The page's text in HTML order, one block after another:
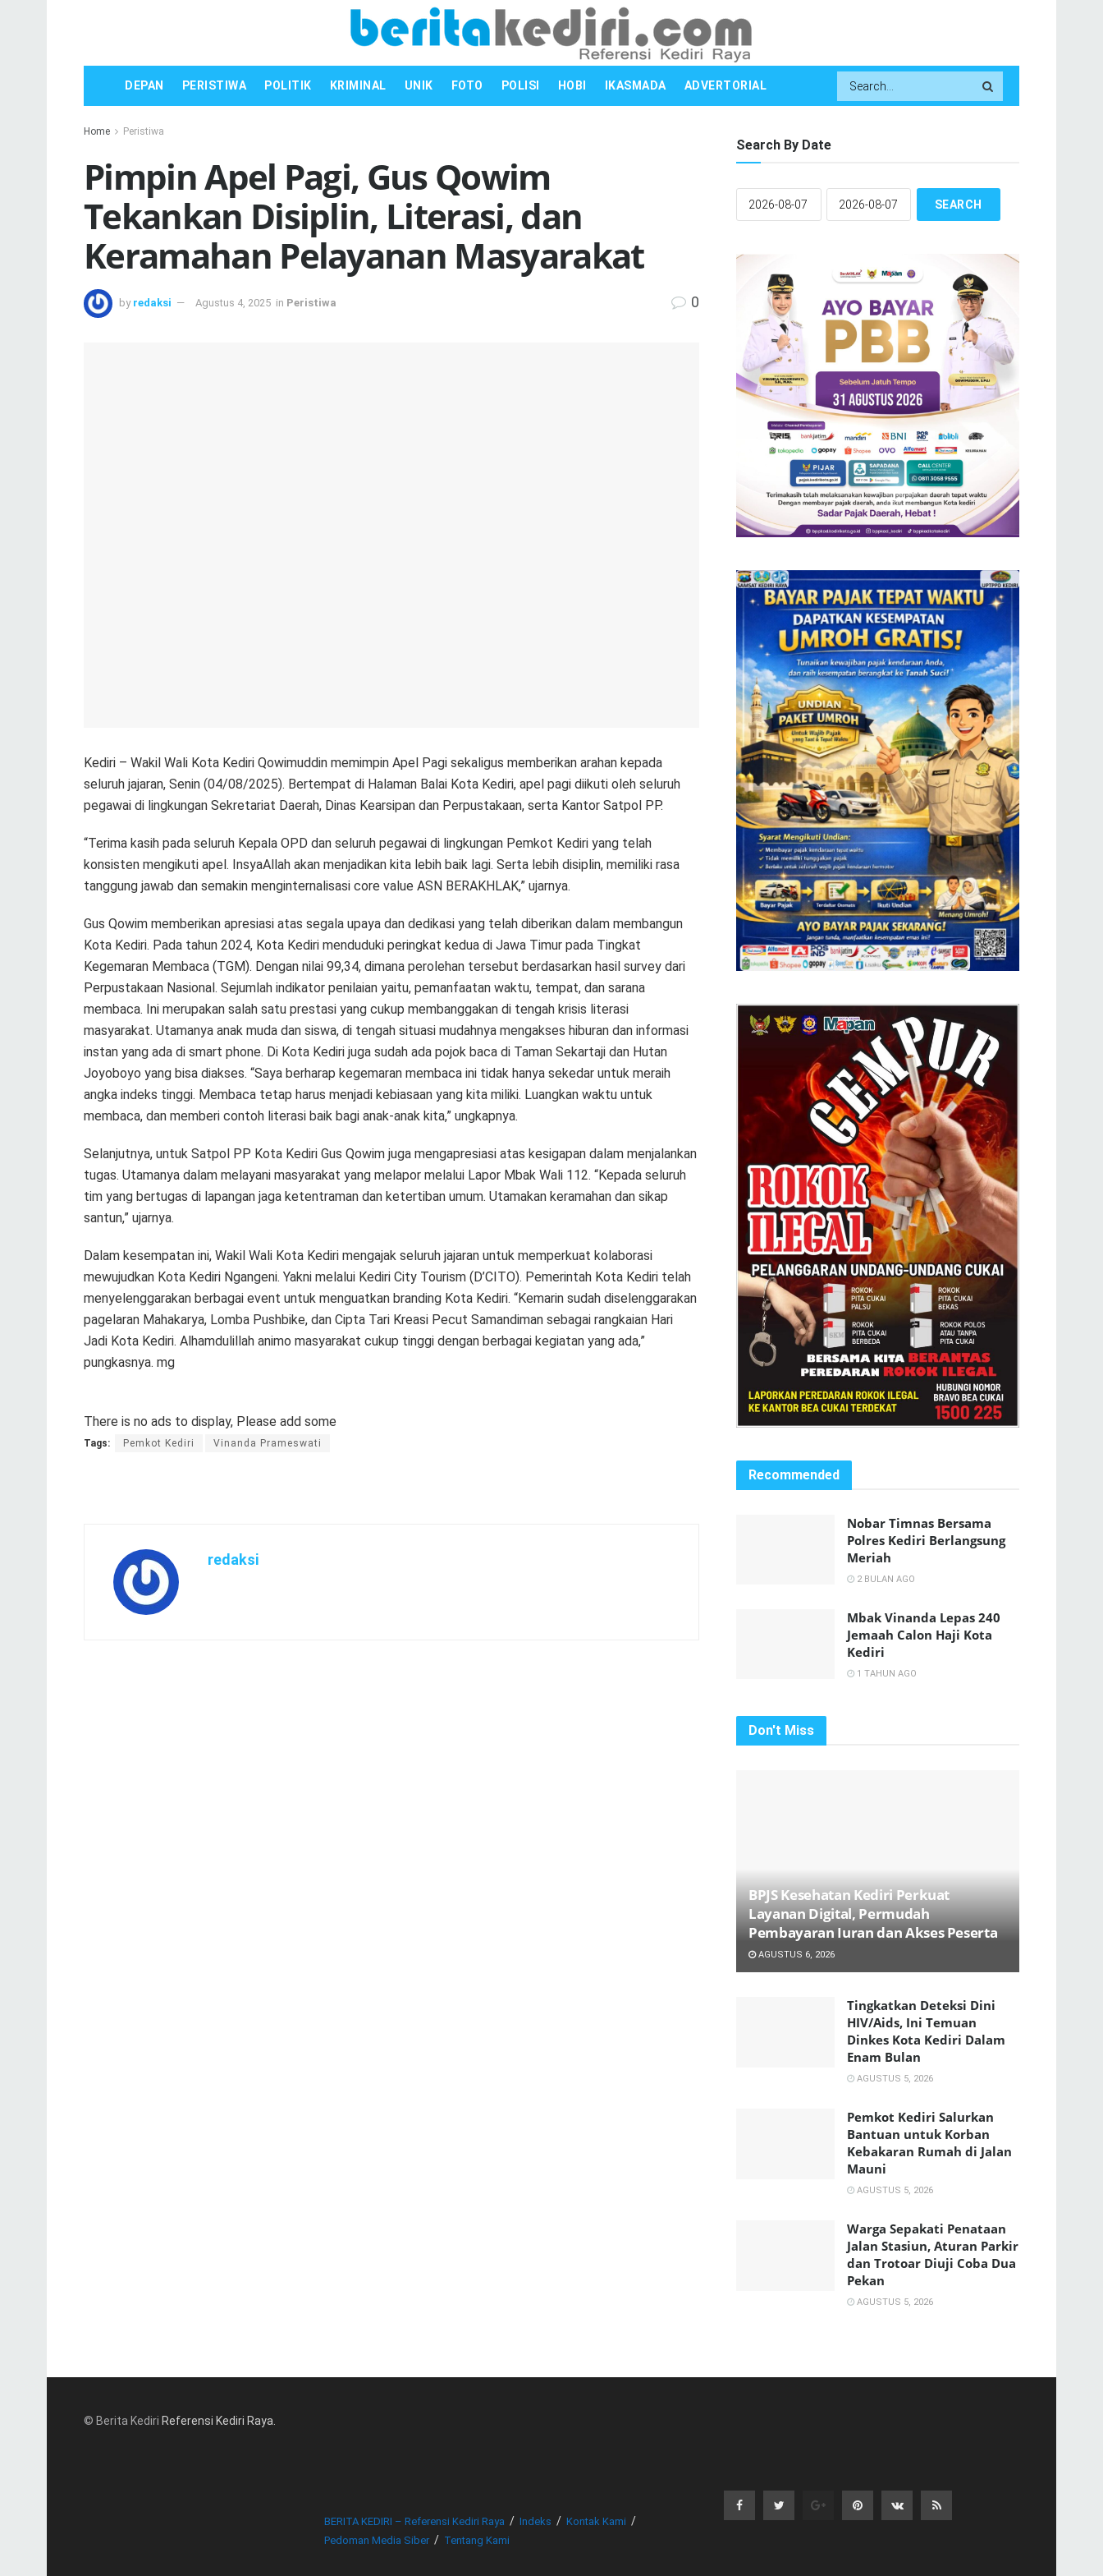
DEPAN PERISTIWA POLITIK KRIMINAL UNIK FOTO POLISI HOBI IKASMADA ADVERTORIAL
Home Peristiwa
Pimpin Apel Pagi, Gus Qowim
Tekankan Disiplin, Literasi, dan
Keramahan Pelayanan Masyarakat
by redaksi Agustus 4, 2025 in Peristiwa 0
Kediri – Wakil Wali Kota Kediri Qowimuddin memimpin Apel Pagi sekaligus memberikan arahan kepada
seluruh jajaran, Senin (04/08/2025). Bertempat di Halaman Balai Kota Kediri, apel pagi diikuti oleh seluruh
pegawai di lingkungan Sekretariat Daerah, Dinas Kearsipan dan Perpustakaan, serta Kantor Satpol PP.
“Terima kasih pada seluruh Kepala OPD dan seluruh pegawai di lingkungan Pemkot Kediri yang telah
konsisten mengikuti apel. InsyaAllah akan menjadikan kita lebih baik lagi. Serta lebih disiplin, memiliki rasa
tanggung jawab dan semakin menginternalisasi core value ASN BERAKHLAK,” ujarnya.
Gus Qowim memberikan apresiasi atas segala upaya dan dedikasi yang telah diberikan dalam membangun
Kota Kediri. Pada tahun 2024, Kota Kediri menduduki peringkat kedua di Jawa Timur pada Tingkat
Kegemaran Membaca (TGM). Dengan nilai 99,34, dimana perolehan tersebut berdasarkan hasil survey dari
Perpustakaan Nasional. Sejumlah indikator penilaian yaitu, pemanfaatan waktu, tempat, dan sarana
membaca. Ini merupakan salah satu prestasi yang cukup membanggakan di tengah krisis literasi
masyarakat. Utamanya anak muda dan siswa, di tengah situasi mudahnya mengakses hiburan dan informasi
instan yang ada di smart phone. Di Kota Kediri juga sudah ada pojok baca di Taman Sekartaji dan Hutan
Joyoboyo yang bisa diakses. “Saya berharap kegemaran membaca ini tidak hanya sekedar untuk meraih
angka indeks tinggi. Membaca tetap harus menjadi kebiasaan yang kita miliki. Luangkan waktu untuk
membaca, dan memberi contoh literasi baik bagi anak-anak kita,” ungkapnya.
Selanjutnya, untuk Satpol PP Kota Kediri Gus Qowim juga mengapresiasi atas kesigapan dalam menjalankan
tugas. Utamanya dalam melayani masyarakat yang melapor melalui Lapor Mbak Wali 112. “Kepada seluruh
tim yang bertugas di lapangan jaga ketentraman dan ketertiban umum. Utamakan keramahan dan sikap
santun,” ujarnya.
Dalam kesempatan ini, Wakil Wali Kota Kediri mengajak seluruh jajaran untuk memperkuat kolaborasi
mewujudkan Kota Kediri Ngangeni. Yakni melalui Kediri City Tourism (D’CITO). Pemerintah Kota Kediri telah
menyelenggarakan berbagai event untuk menguatkan branding Kota Kediri. “Kemarin sudah diselenggarakan
pagelaran Mahakarya, Lomba Pushbike, dan Cipta Tari Kreasi Pecut Samandiman sebagai rangkaian Hari
Jadi Kota Kediri. Alhamdulillah animo masyarakat cukup tinggi dengan berbagai kegiatan yang ada,”
pungkasnya. mg
There is no ads to display, Please add some
Tags: Pemkot Kediri Vinanda Prameswati
redaksi
Search By Date
Recommended
Nobar Timnas Bersama
Polres Kediri Berlangsung
Meriah
2 BULAN AGO
Mbak Vinanda Lepas 240
Jemaah Calon Haji Kota
Kediri
1 TAHUN AGO
Don't Miss
BPJS Kesehatan Kediri Perkuat
Layanan Digital, Permudah
Pembayaran Iuran dan Akses Peserta
AGUSTUS 6, 2026
Tingkatkan Deteksi Dini
HIV/Aids, Ini Temuan
Dinkes Kota Kediri Dalam
Enam Bulan
AGUSTUS 5, 2026
Pemkot Kediri Salurkan
Bantuan untuk Korban
Kebakaran Rumah di Jalan
Mauni
AGUSTUS 5, 2026
Warga Sepakati Penataan
Jalan Stasiun, Aturan Parkir
dan Trotoar Diuji Coba Dua
Pekan
AGUSTUS 5, 2026
© Berita Kediri Referensi Kediri Raya.
BERITA KEDIRI – Referensi Kediri Raya Indeks
Kontak Kami
Pedoman Media Siber
Tentang Kami